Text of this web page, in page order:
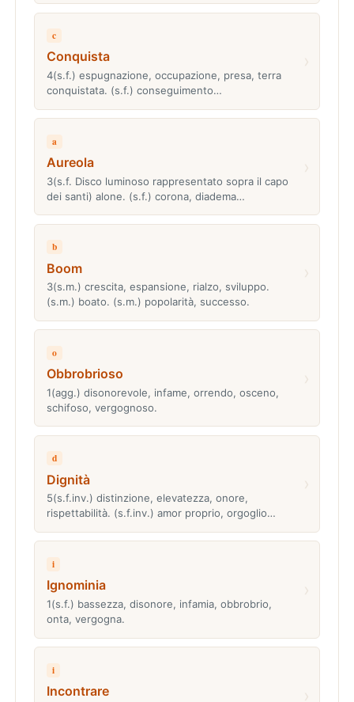
c
Conquista
4(s.f.) espugnazione, occupazione, presa, terra
conquistata. (s.f.) conseguimento…
a
Aureola
3(s.f. Disco luminoso rappresentato sopra il capo
dei santi) alone. (s.f.) corona, diadema…
b
Boom
3(s.m.) crescita, espansione, rialzo, sviluppo.
(s.m.) boato. (s.m.) popolarità, successo.
o
Obbrobrioso
1(agg.) disonorevole, infame, orrendo, osceno,
schifoso, vergognoso.
d
Dignità
5(s.f.inv.) distinzione, elevatezza, onore,
rispettabilità. (s.f.inv.) amor proprio, orgoglio…
i
Ignominia
1(s.f.) bassezza, disonore, infamia, obbrobrio,
onta, vergogna.
i
Incontrare